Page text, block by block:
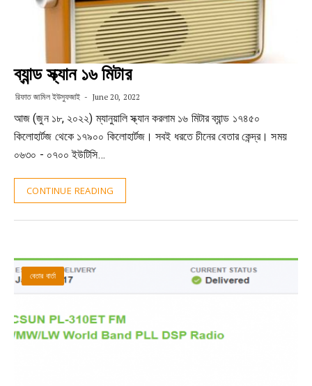
ব্যান্ড স্ক্যান ১৬ মিটার
রিফাত জামিল ইউসুফজাই June 20, 2022
আজ (জুন ১৮, ২০২২) ম্যানুয়ালি স্ক্যান করলাম ১৬ মিটার ব্যান্ড ১৭৪৫০
কিলোহার্টজ থেকে ১৭৯০০ কিলোহার্টজ। সবই ধরতে চীনের বেতার কেন্দ্র। সময়
০৬৩০ - ০৭০০ ইউটিসি…
CONTINUE READING
বেতার বার্তা